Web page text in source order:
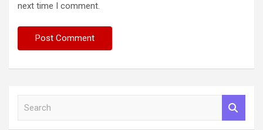
next time I comment.